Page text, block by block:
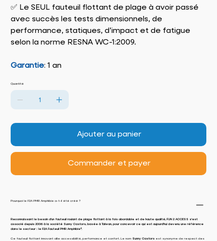
✅ Le SEUL fauteuil flottant de plage à avoir passé
avec succès les tests dimensionnels, de
performance, statiques, d’impact et de fatigue
selon la norme RESNA WC-1:2009.
Garantie: 1 an
Quantité
Ajouter au panier
Commander et payer
Pourquoi le F2A PMR Amphibie a-t-il été créé ?
Reconnaissant le besoin d’un fauteuil roulant de plage flottant à la fois abordable et de haute qualité, FUN 2 ACCESS s’est
associé depuis 2006 à la société Sunny Castors, basée à Taïwan, pour concevoir ce qui est aujourd’hui devenu une référence
dans le secteur : le F2A Fauteuil PMR Amphibie®.
Ce fauteuil flottant innovant allie accessibilité, performance et confort. Le nom Sunny Castors est synonyme de respect des